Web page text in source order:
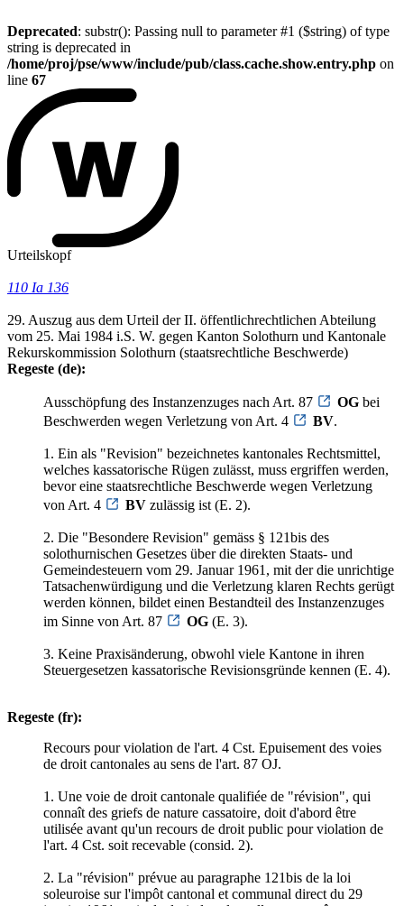
Deprecated: substr(): Passing null to parameter #1 ($string) of type
string is deprecated in
/home/proj/pse/www/include/pub/class.cache.show.entry.php on
line 67
Urteilskopf
110 Ia 136
29. Auszug aus dem Urteil der II. öffentlichrechtlichen Abteilung
vom 25. Mai 1984 i.S. W. gegen Kanton Solothurn und Kantonale
Rekurskommission Solothurn (staatsrechtliche Beschwerde)
Regeste (de):
Ausschöpfung des Instanzenzuges nach Art. 87 OG bei
Beschwerden wegen Verletzung von Art. 4
BV.
1. Ein als "Revision" bezeichnetes kantonales Rechtsmittel,
welches kassatorische Rügen zulässt, muss ergriffen werden,
bevor eine staatsrechtliche Beschwerde wegen Verletzung
von Art. 4
BV zulässig ist (E. 2).
2. Die "Besondere Revision" gemäss § 121bis des
solothurnischen Gesetzes über die direkten Staats- und
Gemeindesteuern vom 29. Januar 1961, mit der die unrichtige
Tatsachenwürdigung und die Verletzung klaren Rechts gerügt
werden können, bildet einen Bestandteil des Instanzenzuges
im Sinne von Art. 87
OG (E. 3).
3. Keine Praxisänderung, obwohl viele Kantone in ihren
Steuergesetzen kassatorische Revisionsgründe kennen (E. 4).
Regeste (fr):
Recours pour violation de l'art. 4 Cst. Epuisement des voies
de droit cantonales au sens de l'art. 87 OJ.
1. Une voie de droit cantonale qualifiée de "révision", qui
connaît des griefs de nature cassatoire, doit d'abord être
utilisée avant qu'un recours de droit public pour violation de
l'art. 4 Cst. soit recevable (consid. 2).
2. La "révision" prévue au paragraphe 121bis de la loi
soleuroise sur l'impôt cantonal et communal direct du 29